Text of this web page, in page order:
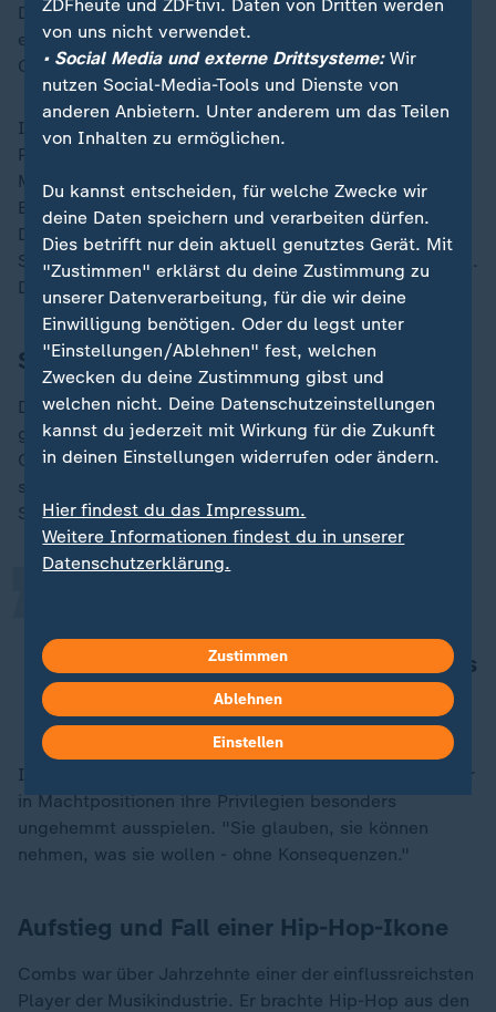
Drogen gesetzt zu haben. Die Klage wurde nach nur
einem Tag mit einer finanziellen Einigung beigelegt.
Combs blieb zunächst nahezu unbeschadet.
In der Öffentlichkeit wurde Ventura als goldgierige Ex-
Partnerin diffamiert. Erst das Video brachte einen
Meinungsumschwung. Im März 2025 durchsuchten
Ermittler Combs’ Anwesen in Los Angeles und Miami.
Der Fund: Schusswaffen mit entfernten
Seriennummern, Drogen, über 1.000 Flaschen Gleitgel.
Die Bilder der Razzien gingen um die Welt.
Stimmen aus der #MeToo-Bewegung
Der Fall Combs hat nicht nur juristische, sondern auch
gesellschaftliche Dimensionen. Aktivistinnen wie
Oronike Odeleye von der #MuteRKelly-Bewegung
sehen in Combs keinen Einzelfall, sondern ein
Symptom struktureller Gewalt gegen Frauen:
patriarchales System. Solche Delikte
passieren nicht nur im Showbusiness
„
In dieser Branche jedoch, so Odeleye, könnten Männer
in Machtpositionen ihre Privilegien besonders
ungehemmt ausspielen. "Sie glauben, sie können
nehmen, was sie wollen - ohne Konsequenzen."
Aufstieg und Fall einer Hip-Hop-Ikone
Combs war über Jahrzehnte einer der einflussreichsten
Player der Musikindustrie. Er brachte Hip-Hop aus den
ZDFheute und ZDFtivi. Daten von Dritten werden
von uns nicht verwendet.
• Social Media und externe Drittsysteme:Wir
nutzen Social-Media-Tools und Dienste von
anderen Anbietern. Unter anderem um das Teilen
von Inhalten zu ermöglichen.
Du kannst entscheiden, für welche Zwecke wir
deine Daten speichern und verarbeiten dürfen.
Dies betrifft nur dein aktuell genutztes Gerät. Mit
"Zustimmen" erklärst du deine Zustimmung zu
unserer Datenverarbeitung, für die wir deine
Einwilligung benötigen. Oder du legst unter
"Einstellungen/Ablehnen" fest, welchen
Zwecken du deine Zustimmung gibst und
welchen nicht. Deine Datenschutzeinstellungen
kannst du jederzeit mit Wirkung für die Zukunft
in deinen Einstellungen widerrufen oder ändern.
Hier findest du das Impressum.
Weitere Informationen findest du in unserer
Datenschutzerklärung.
Zustimmen
Ablehnen
Einstellen